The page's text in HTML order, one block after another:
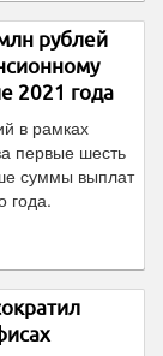
рублей
2021 года
в рамках
первые шесть
суммы выплат
года.